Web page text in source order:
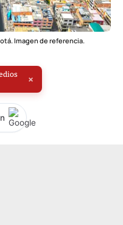
Imagen de referencia.
×